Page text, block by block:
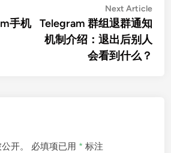
手机
Next Article
Telegram 群组退群通知
机制介绍：退出后别人
会看到什么？
开。 必填项已用 * 标注